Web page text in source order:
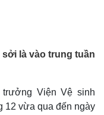
là vào trung tuần
trưởng Viện Vệ sinh
12 vừa qua đến ngày